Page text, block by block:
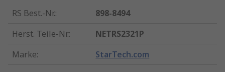
RS Best.-Nr.:
898-8494
Herst. Teile-Nr.:
NETRS2321P
Marke: StarTech.com